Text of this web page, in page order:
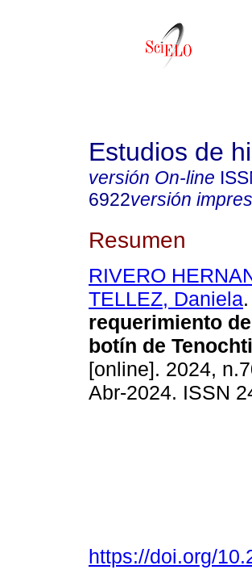
Estudios de
versión On-line
6922versión
Resumen
RIVERO
TELLEZ, Daniela.
requerimiento
botín de
[online]. 2024,
Abr-2024. ISSN
https://doi.org/